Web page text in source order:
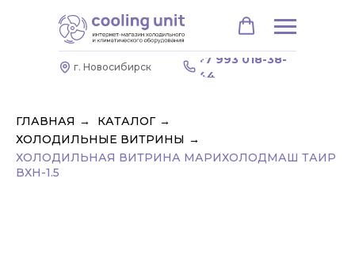
+7 993 018-38-
44
г. Новосибирск
ГЛАВНАЯ → КАТАЛОГ →
ХОЛОДИЛЬНЫЕ ВИТРИНЫ →
ХОЛОДИЛЬНАЯ ВИТРИНА МАРИХОЛОДМАШ ТАИР
ВХН-1.5